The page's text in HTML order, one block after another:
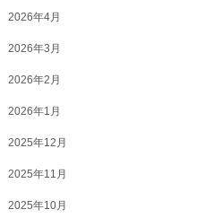
2026年4月
2026年3月
2026年2月
2026年1月
2025年12月
2025年11月
2025年10月